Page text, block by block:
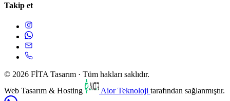
Takip et
© 2026 FİTA Tasarım · Tüm hakları saklıdır.
Web Tasarım & Hosting
Aior Teknoloji tarafından sağlanmıştır.